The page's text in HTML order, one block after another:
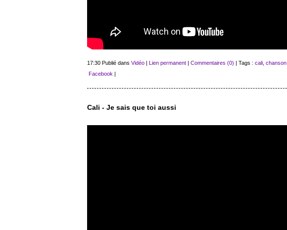
17:30 Publié dans Vidéo| Lien permanent| Commentaires (0) | Tags : cali, chanson,
Facebook |
Cali - Je sais que toi aussi